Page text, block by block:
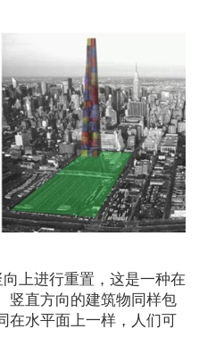
上进行重置，这是一种在
竖直方向的建筑物同样包
在水平面上一样，人们可